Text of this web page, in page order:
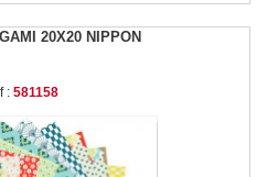
20X20 NIPPON
: 581158